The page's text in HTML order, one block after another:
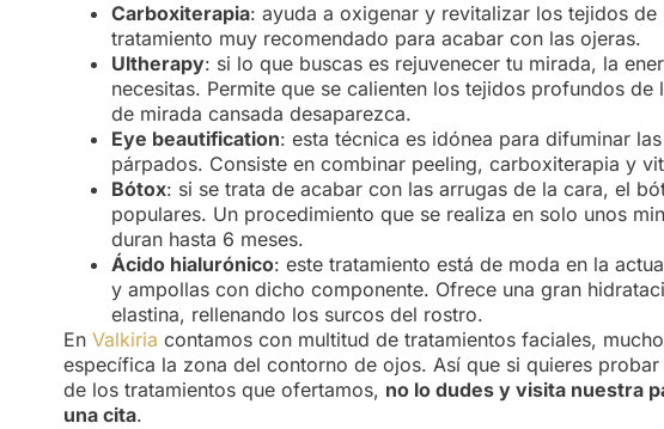
Carboxiterapia: ayuda a oxigenar y revitalizar los tejidos
tratamiento muy recomendado para acabar con las ojeras.
Ultherapy: si lo que buscas es rejuvenecer tu mirada, la
necesitas. Permite que se calienten los tejidos profundos
de mirada cansada desaparezca.
Eye beautification: esta técnica es idónea para difuminar
párpados. Consiste en combinar peeling, carboxiterapia y
Bótox: si se trata de acabar con las arrugas de la cara, el
populares. Un procedimiento que se realiza en solo unos
duran hasta 6 meses.
Ácido hialurónico: este tratamiento está de moda en la
y ampollas con dicho componente. Ofrece una gran
elastina, rellenando los surcos del rostro.
En Valkiria contamos con multitud de tratamientos faciales,
específica la zona del contorno de ojos. Así que si quieres
de los tratamientos que ofertamos, no lo dudes y visita nuestra
una cita.